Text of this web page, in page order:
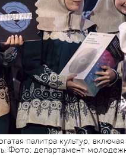
палитра культур,
Фото: департамент